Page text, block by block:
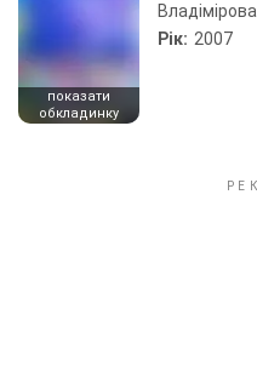
показати
обкладинку
Владімірова
Рік: 2007